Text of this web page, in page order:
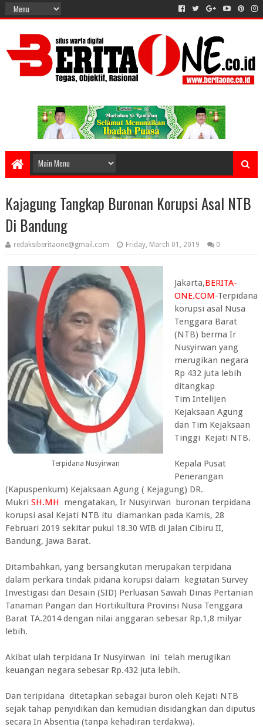
Kajagung Tangkap Buronan Korupsi Asal NTB
Di Bandung
redaksiberitaone@gmail.com Friday, March 01, 2019 0
Terpidana Nusyirwan
Jakarta,BERITA-
ONE.COM-Terpidana
korupsi asal Nusa
Tenggara Barat
(NTB) berma Ir
Nusyirwan yang
merugikan negara
Rp 432 juta lebih
ditangkap
Tim Intelijen
Kejaksaan Agung
dan Tim Kejaksaan
Tinggi Kejati NTB.
Kepala Pusat
Penerangan
(Kapuspenkum) Kejaksaan Agung ( Kejagung) DR.
MukriSH.MH mengatakan, Ir Nusyirwan buronan terpidana
korupsi asal Kejati NTB itu diamankan pada Kamis, 28
Februari 2019 sekitar pukul 18.30 WIB di Jalan Cibiru II,
Bandung, Jawa Barat.
Ditambahkan, yang bersangkutan merupakan terpidana
dalam perkara tindak pidana korupsi dalam kegiatan Survey
Investigasi dan Desain (SID) Perluasan Sawah Dinas Pertanian
Tanaman Pangan dan Hortikultura Provinsi Nusa Tenggara
Barat TA.2014 dengan nilai anggaran sebesar Rp.1,8 milyar
lebih.
Akibat ulah terpidana Ir Nusyirwan ini telah merugikan
keuangan negara sebesar Rp.432 juta lebih.
Dan teripidana ditetapkan sebagai buron oleh Kejati NTB
sejak tahap penyidikan dan kemudian disidangkan dan diputus
secara In Absentia (tanpa kehadiran terdakwa).